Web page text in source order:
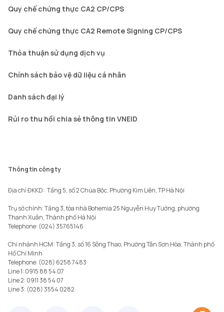
Quy chế chứng thực CA2 CP/CPS
Quy chế chứng thực CA2 Remote Signing CP/CPS
Thỏa thuận sử dụng dịch vụ
Chính sách bảo vệ dữ liệu cá nhân
Danh sách đại lý
Rủi ro thu hồi chia sẻ thông tin VNEID
Thông tin công ty
Địa chỉ ĐKKD:  Tầng 5, số 2 Chùa Bộc, Phường Kim Liên, TP Hà Nội
Trụ sở chính: Tầng 3, tòa nhà Bohemia 25 Nguyễn Huy Tưởng, phường
Thanh Xuân, Thành phố Hà Nội
Telephone: (024) 35765146
Chi nhánh HCM: Tầng 3, số 16 Sông Thao, Phường Tân Sơn Hòa, Thành phố
Hồ Chí Minh
Telephone: (028) 6258 7483
Line 1: 0915 88 54 07
Line 2: 0911 38 54 07